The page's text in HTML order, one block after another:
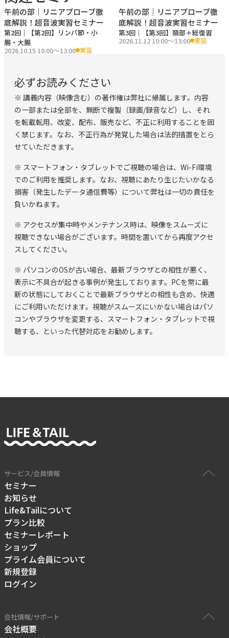
【実習内容】
＜テーマ1＞ 2026 9/10 （木）「胃･総胆管･膵臓」
＜テーマ2＞ 2026 10/15 （木）「リンパ節･小腸･大腸」
午前の部｜リニアプローブ徹
底解説！超音波実習セミナー
第2回｜
【第2回】リンパ節・小
腸・大腸
2026.10.15 10:00〜13:00 実習
午前の部｜リニアプローブ徹
底解説！超音波実習セミナー
第3回｜
【第3回】頚部＋総復習
2026.11.12 10:00〜13:00 実習
必ずお読みください
※ 講義内容（映像含む）の著作権は弊社に帰属します。内容
の一部または全部を、無断で複製（録画/録音など）し、それ
を転載転用、改変、配布、販売など、不正に利用することを固
く禁じます。なお、不正行為が発覚した場合は法的措置をとら
せていただきます。
※ スマートフォン・タブレットでご視聴の場合は、Wi-Fi環境
でのご利用を推奨します。なお、視聴にあたり生じたいかなる
損害（発生したデータ通信費等）について弊社は一切の責任を
負いかねます。
※ アクセスが集中時やメンテナンス時は、映像をスムーズに
視聴できない場合がございます。時間を置いてから再度アクセ
スしてください。
※ パソコンのOSが古い場合、最新ブラウザとの相性が悪く、
表示に不具合が起きる事例が発生しております。PCを常に最
新の状態にしておくことで最新ブラウザとの相性も含め、快適
にご利用いただけます。視聴がスムーズにいかない場合はパソ
コンやブラウザを変更する、スマートフォン・タブレットで視
聴する、といった代替対応をお勧めします。
サービス/会員情報
セミナー
お知らせ
Life&Tailについて
プラン比較
セミナーレポート
ショップ
プライム会員について
新規登録
ログイン
会社情報/サポート
会社概要